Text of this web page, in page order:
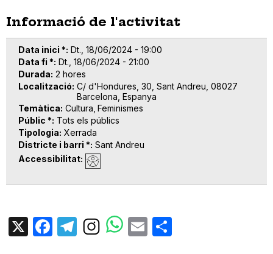
Informació de l'activitat
Data inici * Dt., 18/06/2024 - 19:00
Data fi * Dt., 18/06/2024 - 21:00
Durada 2 hores
Localització C/ d'Hondures, 30, Sant Andreu, 08027
Barcelona, Espanya
Temàtica Cultura Feminismes
Públic * Tots els públics
Tipologia Xerrada
Districte i barri * Sant Andreu
Accessibilitat
X Facebook
TelegramEmail